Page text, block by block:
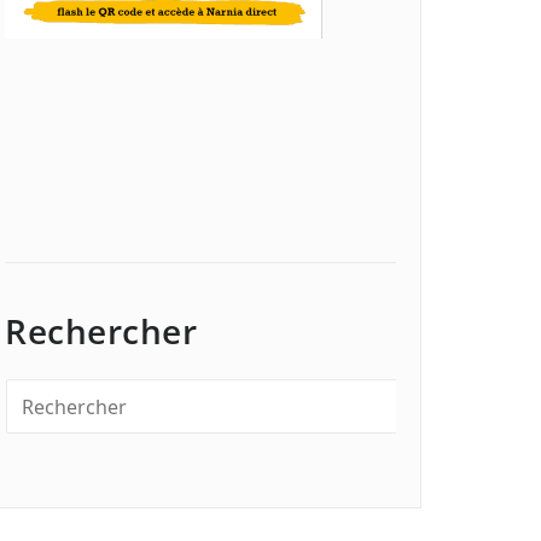
Rechercher